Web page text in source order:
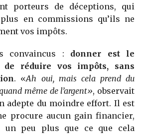
porteurs de déceptions, qui
en commissions qu’ils ne
vos impôts.
convaincus : donner est le
réduire vos impôts, sans
. «Ah oui, mais cela prend du
même de l’argent», observait
adepte du moindre effort. Il est
procure aucun gain financier,
un peu plus que ce que cela